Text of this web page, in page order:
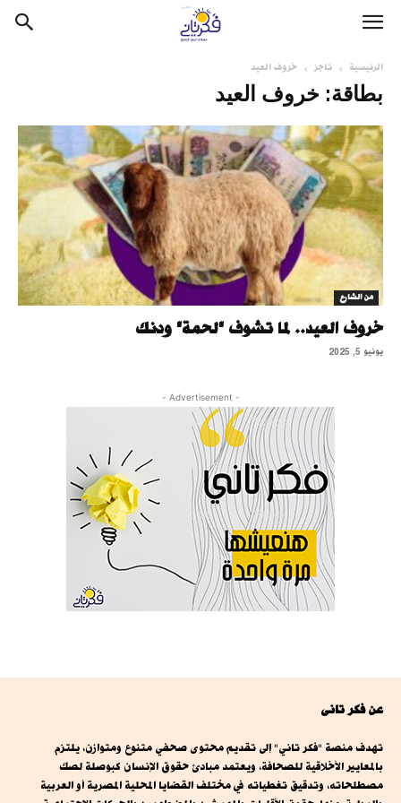
الرئيسية تاجز خروف العيد
بطاقة: خروف العيد
من الشارع
خروف العيد.. لما تشوف "لحمة" ودنك
يونيو 5, 2025
- Advertisement -
عن فكر تانى
تهدف منصة "فكر تاني" إلى تقديم محتوى صحفي متنوع ومتوازن، يلتزم
بالمعايير الأخلاقية للصحافة، ويعتمد مبادئ حقوق الإنسان كبوصلة لصك
مصطلحاته، وتدقيق تغطياته في مختلف القضايا المحلية المصرية أو العربية